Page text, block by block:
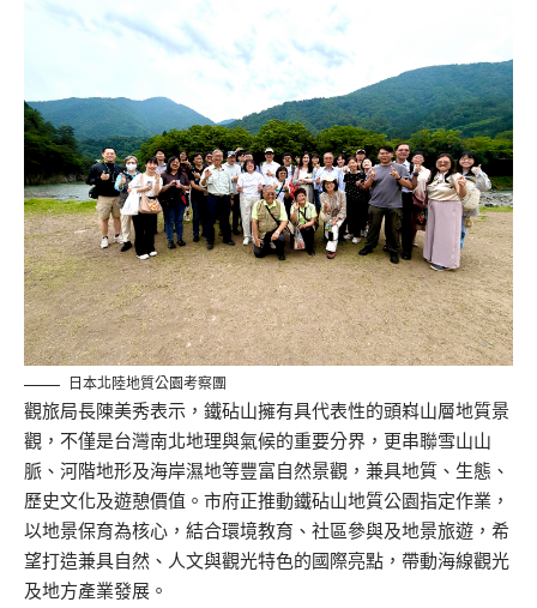
日本北陸地質公園考察團
觀旅局長陳美秀表示，鐵砧山擁有具代表性的頭嵙山層地質景
觀，不僅是台灣南北地理與氣候的重要分界，更串聯雪山山
脈、河階地形及海岸濕地等豐富自然景觀，兼具地質、生態、
歷史文化及遊憩價值。市府正推動鐵砧山地質公園指定作業，
以地景保育為核心，結合環境教育、社區參與及地景旅遊，希
望打造兼具自然、人文與觀光特色的國際亮點，帶動海線觀光
及地方產業發展。